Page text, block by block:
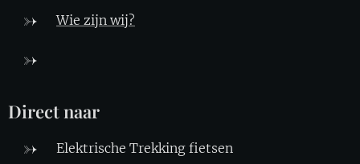
Wie zijn wij?
Direct naar
Elektrische Trekking fietsen